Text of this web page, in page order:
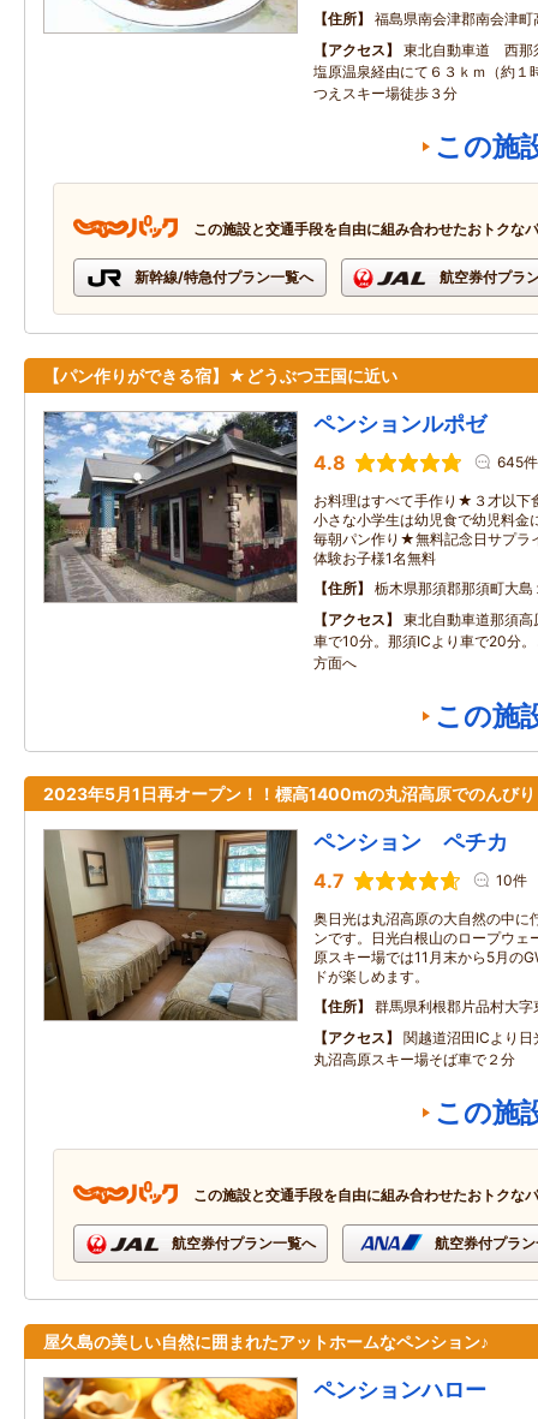
住所
福島県南会津郡南会津町
アクセス
東北自動車道 西那
塩原温泉経由にて６３ｋｍ（約１
つえスキー場徒歩３分
この施
この施設と交通手段を自由に組み合わせたおトクな
新幹線/特急付プラン一覧へ 航空券付プラ
【パン作りができる宿】★どうぶつ王国に近い
ペンションルポゼ
4.8 645件
お料理はすべて手作り★３才以
小さな小学生は幼児食で幼児料
毎朝パン作り★無料記念日サプ
体験お子様1名無料
住所
栃木県那須郡那須町大島
アクセス
東北自動車道那須
車で10分。那須ICより車で20分
方面へ
この施
2023年5月1日再オープン！！標高1400mの丸沼高原でのんび
ペンション ペチカ
4.7 10件
奥日光は丸沼高原の大自然の中に
ンです。日光白根山のロープウェ
原スキー場では11月末から5月の
ドが楽しめます。
住所
群馬県利根郡片品村大
アクセス
関越道沼田ICより
丸沼高原スキー場そば車で２分
この施
この施設と交通手段を自由に組み合わせたおトクな
航空券付プラン一覧へ 航空券付プラ
屋久島の美しい自然に囲まれたアットホームなペンション♪
ペンションハロー